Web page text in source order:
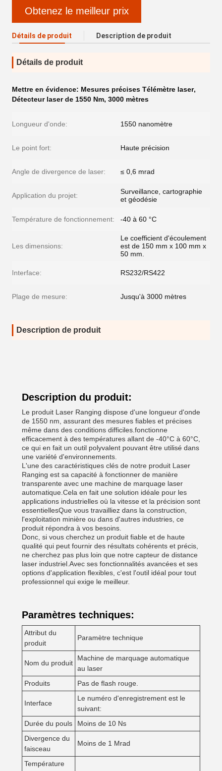
Obtenez le meilleur prix
Détails de produit Description de produit
Détails de produit
Mettre en évidence: Mesures précises Télémètre laser,
Détecteur laser de 1550 Nm, 3000 mètres
Longueur d'onde: 1550 nanomètre
Le point fort: Haute précision
Angle de divergence de laser: ≤ 0,6 mrad
Application du projet:
Surveillance, cartographie
et géodésie
Température de fonctionnement: -40 à 60 °C
Les dimensions:
Le coefficient d'écoulement
est de 150 mm x 100 mm x
50 mm.
Interface: RS232/RS422
Plage de mesure: Jusqu'à 3000 mètres
Description de produit
Description du produit:
Le produit Laser Ranging dispose d'une longueur d'onde
de 1550 nm, assurant des mesures fiables et précises
même dans des conditions difficiles.fonctionne
efficacement à des températures allant de -40°C à 60°C,
ce qui en fait un outil polyvalent pouvant être utilisé dans
une variété d'environnements.
L'une des caractéristiques clés de notre produit Laser
Ranging est sa capacité à fonctionner de manière
transparente avec une machine de marquage laser
automatique.Cela en fait une solution idéale pour les
applications industrielles où la vitesse et la précision sont
essentiellesQue vous travailliez dans la construction,
l'exploitation minière ou dans d'autres industries, ce
produit répondra à vos besoins.
Donc, si vous cherchez un produit fiable et de haute
qualité qui peut fournir des résultats cohérents et précis,
ne cherchez pas plus loin que notre capteur de distance
laser industriel.Avec ses fonctionnalités avancées et ses
options d'application flexibles, c'est l'outil idéal pour tout
professionnel qui exige le meilleur.
Paramètres techniques:
Attribut du
produit
Paramètre technique
Nom du produit
Machine de marquage automatique
au laser
Produits
Pas de flash rouge.
Interface
Le numéro d'enregistrement est le
suivant:
Durée du pouls
Moins de 10 Ns
Divergence du
faisceau
Moins de 1 Mrad
Température